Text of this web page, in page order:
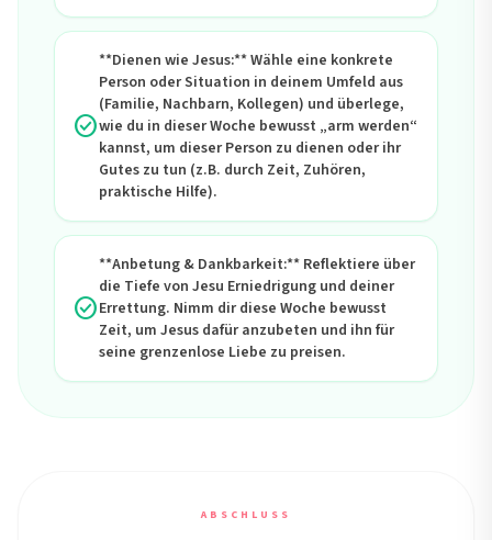
check_circle
**Dienen wie Jesus:** Wähle eine konkrete
Person oder Situation in deinem Umfeld aus
(Familie, Nachbarn, Kollegen) und überlege,
wie du in dieser Woche bewusst „arm werden“
kannst, um dieser Person zu dienen oder ihr
Gutes zu tun (z.B. durch Zeit, Zuhören,
praktische Hilfe).
check_circle
**Anbetung & Dankbarkeit:** Reflektiere über
die Tiefe von Jesu Erniedrigung und deiner
Errettung. Nimm dir diese Woche bewusst
Zeit, um Jesus dafür anzubeten und ihn für
seine grenzenlose Liebe zu preisen.
ABSCHLUSS